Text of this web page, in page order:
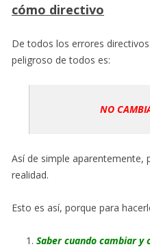
cómo directivo
De todos los errores
peligroso de todos es:
NO
Así de simple aparentemente,
realidad.
Esto es así, porque para
Saber cuando cambiar y